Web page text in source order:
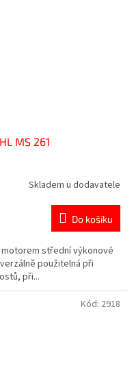
MS 261
Skladem u dodavatele
Do košíku
střední výkonové
použitelná při
při...
Kód: 2918